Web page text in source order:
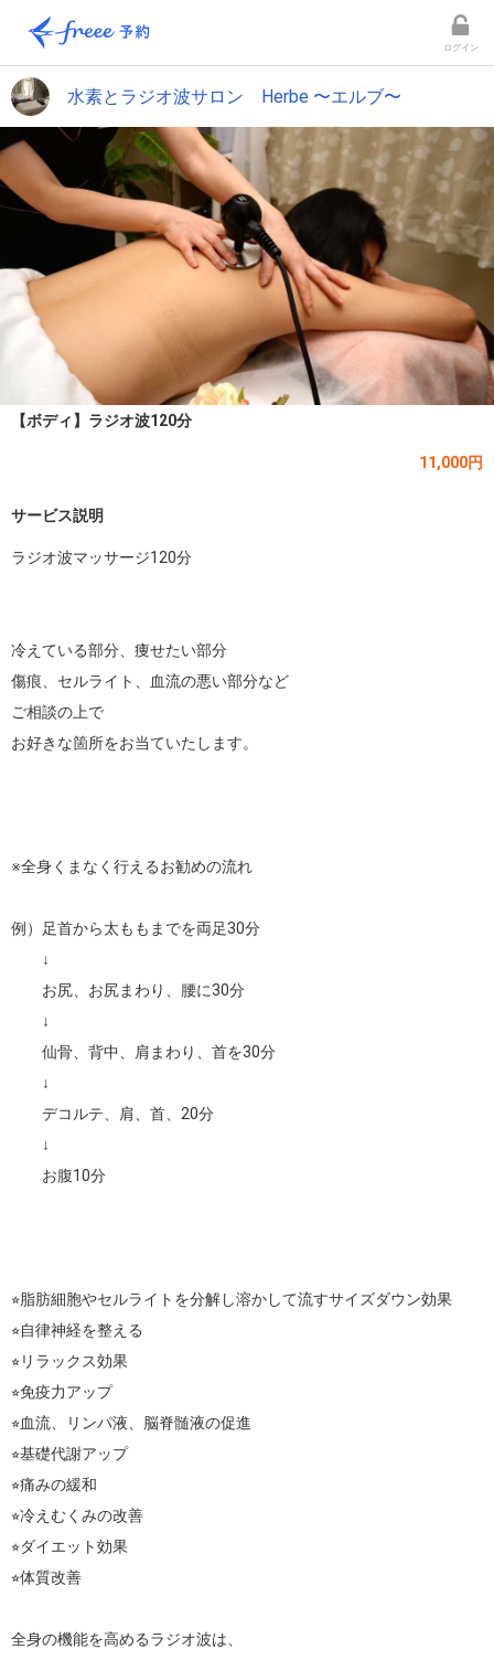
ログイン
水素とラジオ波サロン Herbe 〜エルブ〜
【ボディ】ラジオ波120分
11,000円
サービス説明
ラジオ波マッサージ120分
冷えている部分、痩せたい部分
傷痕、セルライト、血流の悪い部分など
ご相談の上で
お好きな箇所をお当ていたします。
※全身くまなく行えるお勧めの流れ
例）足首から太ももまでを両足30分
↓
お尻、お尻まわり、腰に30分
↓
仙骨、背中、肩まわり、首を30分
↓
デコルテ、肩、首、20分
↓
お腹10分
⭐︎脂肪細胞やセルライトを分解し溶かして流すサイズダウン効果
⭐︎自律神経を整える
⭐︎リラックス効果
⭐︎免疫力アップ
⭐︎血流、リンパ液、脳脊髄液の促進
⭐︎基礎代謝アップ
⭐︎痛みの緩和
⭐︎冷えむくみの改善
⭐︎ダイエット効果
⭐︎体質改善
全身の機能を高めるラジオ波は、